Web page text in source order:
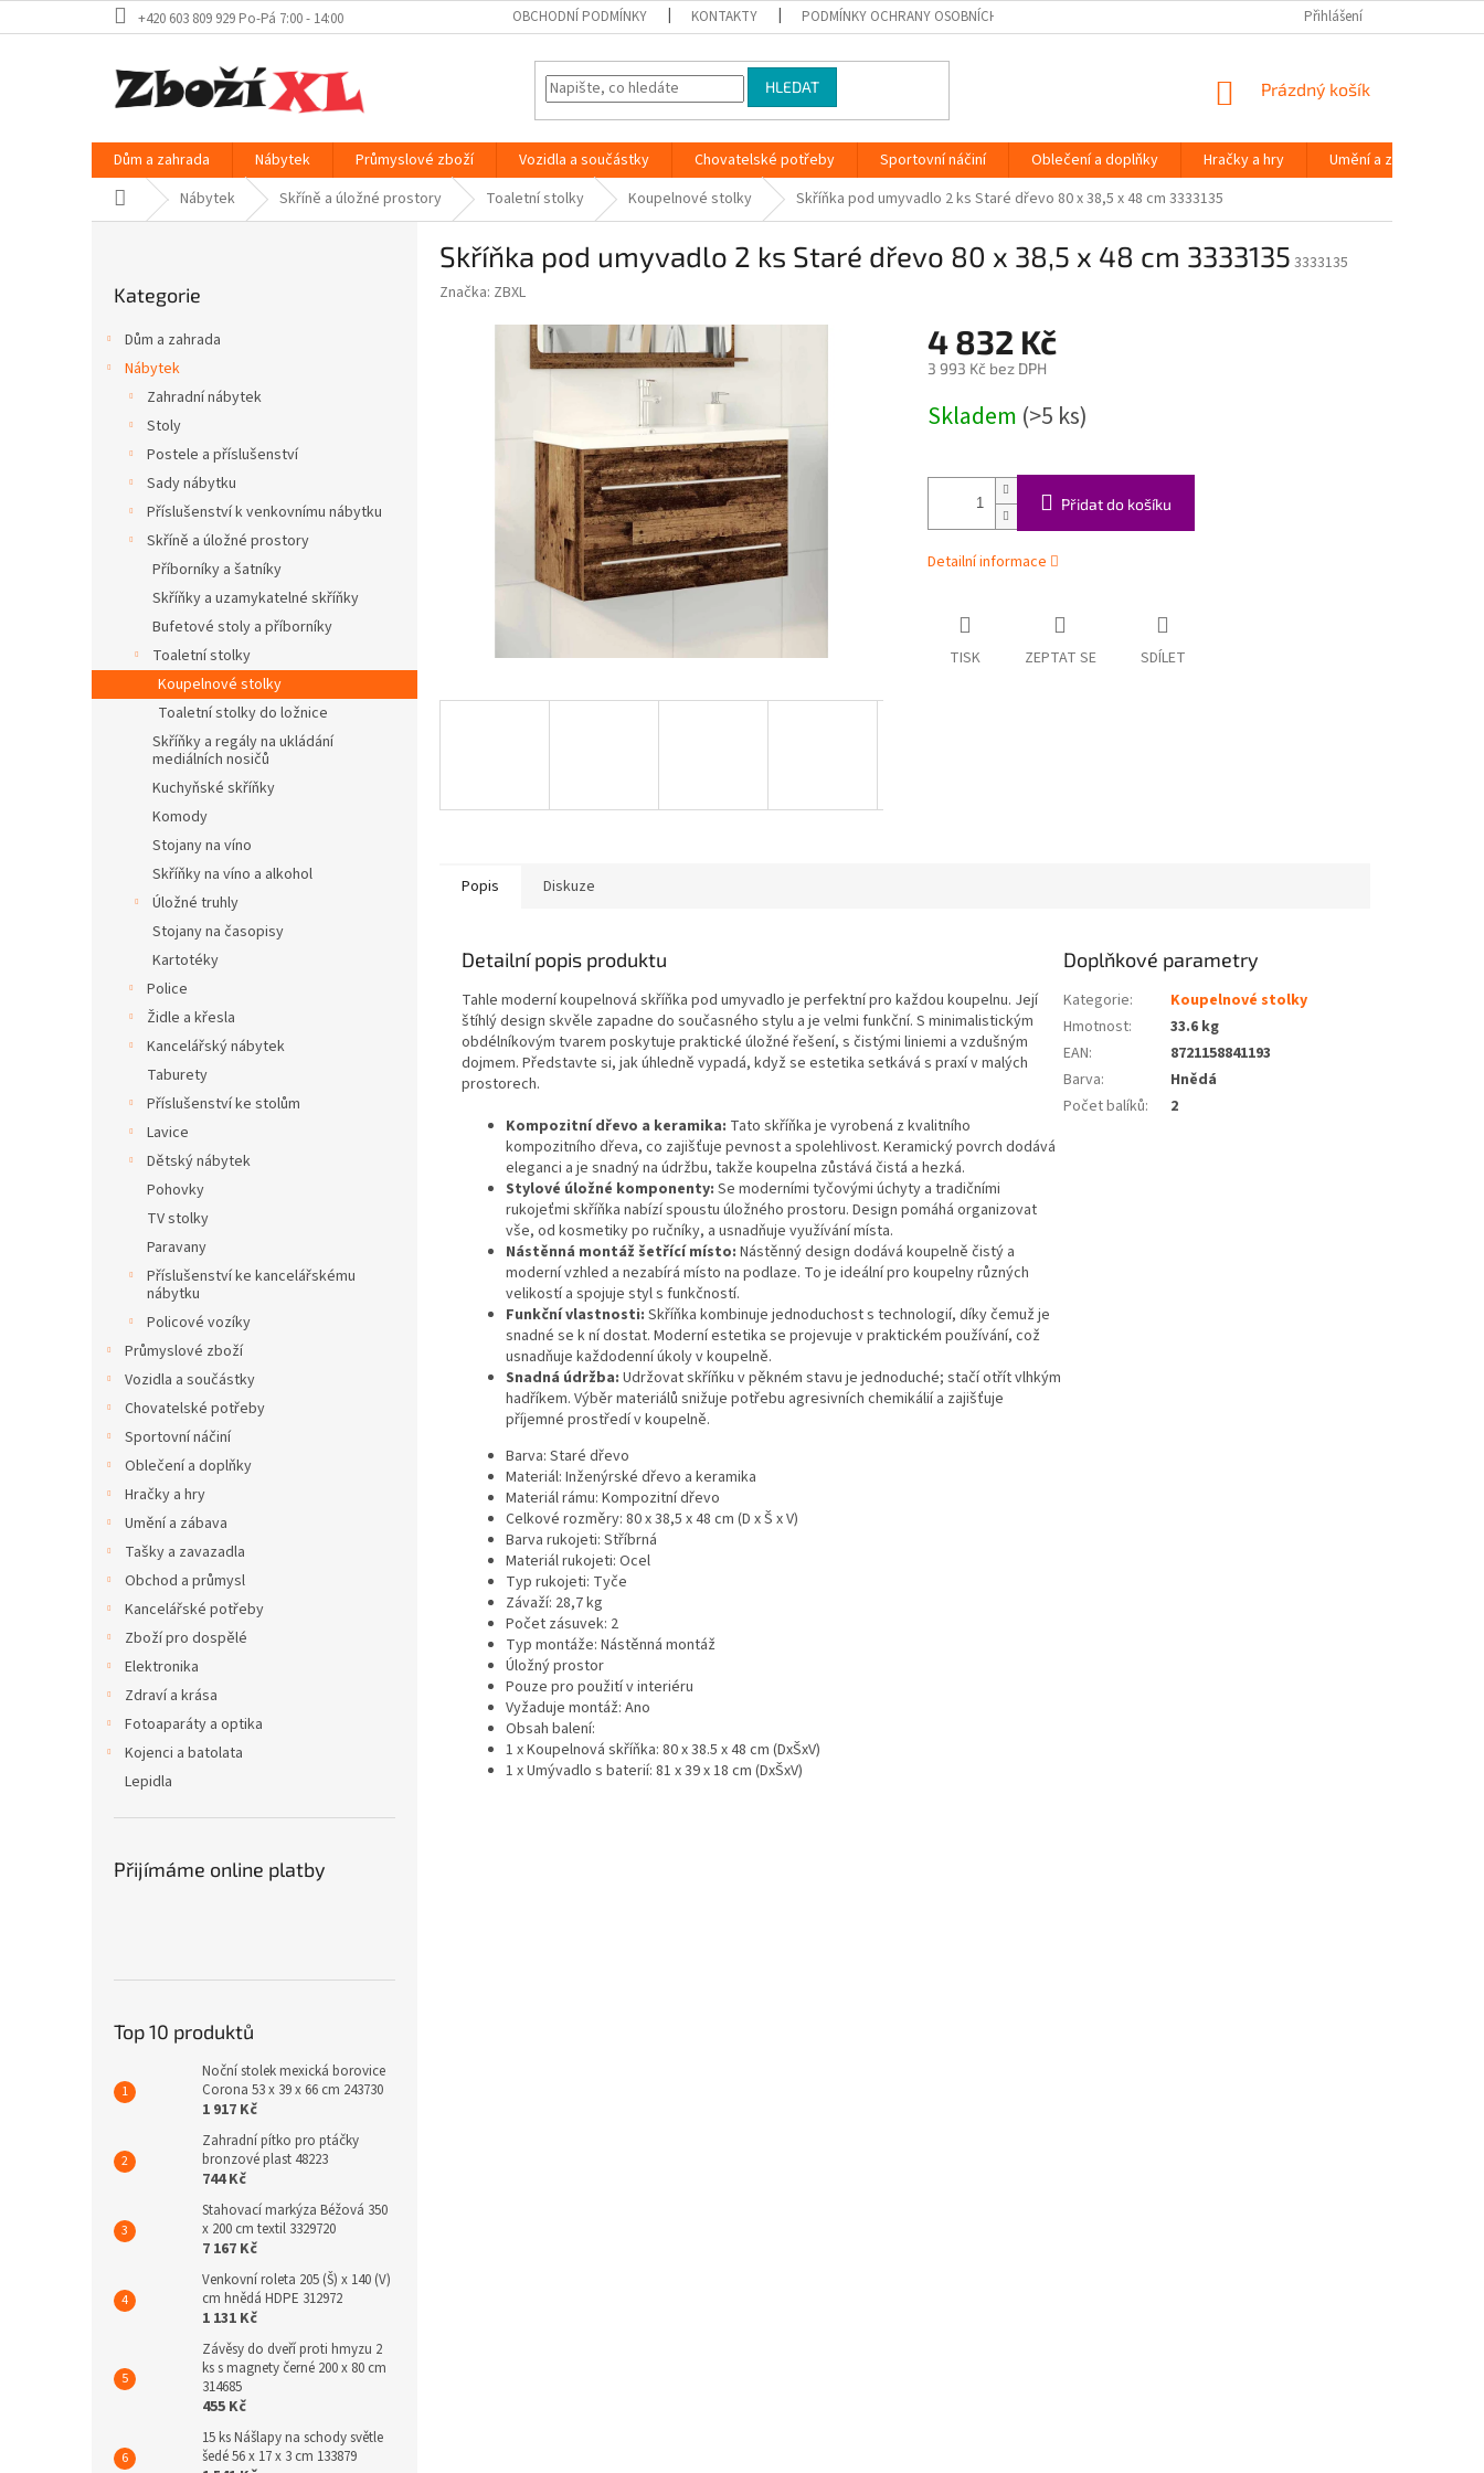
na
+420 603 809 929 Po-Pá 7:00 - 14:00 OBCHODNÍ PODMÍNKY KONTAKTY PODMÍNKY OCHRANY OSOBNÍCH ÚDAJŮ Přihlášení
HLEDAT
NÁKUPNÍ
Prázdný košík
Dům a zahrada Nábytek Průmyslové zboží Vozidla a součástky Chovatelské potřeby Sportovní náčiní Oblečení a doplňky Hračky a hry Umění a zábava
Domů Nábytek Skříně a úložné prostory Toaletní stolky Koupelnové stolky Skříňka pod umyvadlo 2 ks Staré dřevo 80 x 38,5 x 48 cm 3333135
kategorie
Kategorie
Dům a zahrada
Nábytek
Zahradní nábytek
Stoly
Postele a příslušenství
Sady nábytku
Příslušenství k venkovnímu nábytku
Skříně a úložné prostory
Příborníky a šatníky
Skříňky a uzamykatelné skříňky
Bufetové stoly a příborníky
Toaletní stolky
Koupelnové stolky
Toaletní stolky do ložnice
Skříňky a regály na ukládání
mediálních nosičů
Kuchyňské skříňky
Komody
Stojany na víno
Skříňky na víno a alkohol
Úložné truhly
Stojany na časopisy
Kartotéky
Police
Židle a křesla
Kancelářský nábytek
Taburety
Příslušenství ke stolům
Lavice
Dětský nábytek
Pohovky
TV stolky
Paravany
Příslušenství ke kancelářskému
nábytku
Policové vozíky
Průmyslové zboží
Vozidla a součástky
Chovatelské potřeby
Sportovní náčiní
Oblečení a doplňky
Hračky a hry
Umění a zábava
Tašky a zavazadla
Obchod a průmysl
Kancelářské potřeby
Zboží pro dospělé
Elektronika
Zdraví a krása
Fotoaparáty a optika
Kojenci a batolata
Lepidla
Přijímáme online platby
Top 10 produktů
Noční stolek mexická borovice
Corona 53 x 39 x 66 cm 243730
1 917 Kč
Zahradní pítko pro ptáčky
bronzové plast 48223
744 Kč
Stahovací markýza Béžová 350
x 200 cm textil 3329720
7 167 Kč
Venkovní roleta 205 (Š) x 140 (V)
cm hnědá HDPE 312972
1 131 Kč
Závěsy do dveří proti hmyzu 2
ks s magnety černé 200 x 80 cm
314685
455 Kč
15 ks Nášlapy na schody světle
šedé 56 x 17 x 3 cm 133879
Skříňka pod umyvadlo 2 ks Staré dřevo 80 x 38,5 x 48 cm 3333135 3333135
Značka: ZBXL
4 832 Kč
3 993 Kč bez DPH
cena:
Skladem (>5 ks)
Přidat do košíku
Detailní informace
TISK ZEPTAT SE SDÍLET
Popis Diskuze
Detailní popis produktu
Tahle moderní koupelnová skříňka pod umyvadlo je perfektní pro každou koupelnu. Její
štíhlý design skvěle zapadne do současného stylu a je velmi funkční. S minimalistickým
obdélníkovým tvarem poskytuje praktické úložné řešení, s čistými liniemi a vzdušným
dojmem. Představte si, jak úhledně vypadá, když se estetika setkává s praxí v malých
prostorech.
Kompozitní dřevo a keramika: Tato skříňka je vyrobená z kvalitního
kompozitního dřeva, co zajišťuje pevnost a spolehlivost. Keramický povrch dodává
eleganci a je snadný na údržbu, takže koupelna zůstává čistá a hezká.
Stylové úložné komponenty: Se moderními tyčovými úchyty a tradičními
rukojeťmi skříňka nabízí spoustu úložného prostoru. Design pomáhá organizovat
vše, od kosmetiky po ručníky, a usnadňuje využívání místa.
Nástěnná montáž šetřící místo: Nástěnný design dodává koupelně čistý a
moderní vzhled a nezabírá místo na podlaze. To je ideální pro koupelny různých
velikostí a spojuje styl s funkčností.
Funkční vlastnosti: Skříňka kombinuje jednoduchost s technologií, díky čemuž je
snadné se k ní dostat. Moderní estetika se projevuje v praktickém používání, což
usnadňuje každodenní úkoly v koupelně.
Snadná údržba: Udržovat skříňku v pěkném stavu je jednoduché; stačí otřít vlhkým
hadříkem. Výběr materiálů snižuje potřebu agresivních chemikálií a zajišťuje
příjemné prostředí v koupelně.
Barva: Staré dřevo
Materiál: Inženýrské dřevo a keramika
Materiál rámu: Kompozitní dřevo
Celkové rozměry: 80 x 38,5 x 48 cm (D x Š x V)
Barva rukojeti: Stříbrná
Materiál rukojeti: Ocel
Typ rukojeti: Tyče
Závaží: 28,7 kg
Počet zásuvek: 2
Typ montáže: Nástěnná montáž
Úložný prostor
Pouze pro použití v interiéru
Vyžaduje montáž: Ano
Obsah balení:
1 x Koupelnová skříňka: 80 x 38.5 x 48 cm (DxŠxV)
1 x Umývadlo s baterií: 81 x 39 x 18 cm (DxŠxV)
Doplňkové parametry
Kategorie:
Koupelnové stolky
Hmotnost:
33.6 kg
EAN:
8721158841193
Barva:
Hnědá
Počet balíků: 2